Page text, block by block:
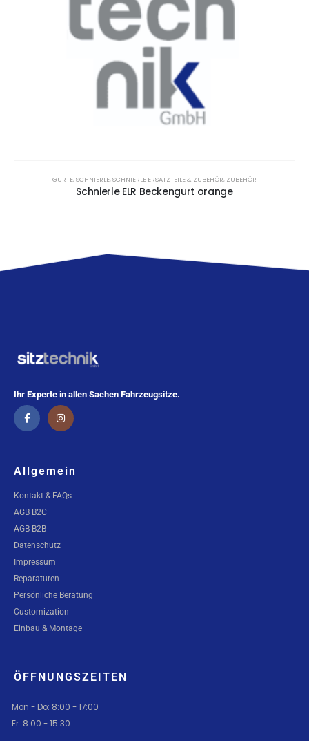
GURTE,SCHNIERLE,SCHNIERLE ERSATZTEILE & ZUBEHÖR, ZUBEHÖR
Schnierle ELR Beckengurt orange
Ihr Experte in allen Sachen Fahrzeugsitze.
Allgemein
Kontakt & FAQs
AGB B2C
AGB B2B
Datenschutz
Impressum
Reparaturen
Persönliche Beratung
Customization
Einbau & Montage
ÖFFNUNGSZEITEN
Mon - Do: 8:00 - 17:00
Fr: 8:00 - 15:30